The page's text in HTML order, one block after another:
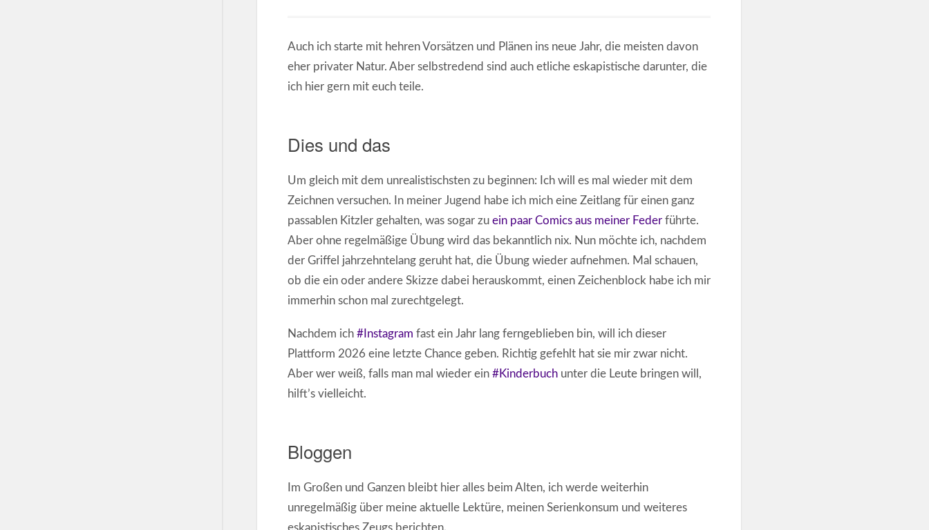
Auch ich starte mit hehren Vorsätzen und Plänen ins neue Jahr, die meisten davon
eher privater Natur. Aber selbstredend sind auch etliche eskapistische darunter, die
ich hier gern mit euch teile.
Dies und das
Um gleich mit dem unrealistischsten zu beginnen: Ich will es mal wieder mit dem
Zeichnen versuchen. In meiner Jugend habe ich mich eine Zeitlang für einen ganz
passablen Kitzler gehalten, was sogar zu ein paar Comics aus meiner Feder führte.
Aber ohne regelmäßige Übung wird das bekanntlich nix. Nun möchte ich, nachdem
der Griffel jahrzehntelang geruht hat, die Übung wieder aufnehmen. Mal schauen,
ob die ein oder andere Skizze dabei herauskommt, einen Zeichenblock habe ich mir
immerhin schon mal zurechtgelegt.
Nachdem ich #Instagram fast ein Jahr lang ferngeblieben bin, will ich dieser
Plattform 2026 eine letzte Chance geben. Richtig gefehlt hat sie mir zwar nicht.
Aber wer weiß, falls man mal wieder ein #Kinderbuch unter die Leute bringen will,
hilft’s vielleicht.
Bloggen
Im Großen und Ganzen bleibt hier alles beim Alten, ich werde weiterhin
unregelmäßig über meine aktuelle Lektüre, meinen Serienkonsum und weiteres